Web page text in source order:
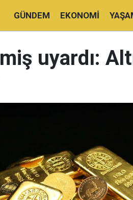
GÜNDEM EKONOMI
uyardı: